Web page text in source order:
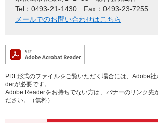
Tel：0493-21-1430
Fax：0493-23-7255
メールでのお問い合わせはこちら
PDF形式のファイルをご覧いただく場合には、Adobe
derが必要です。
Adobe Readerをお持ちでない方は、バナーのリンク先
ださい。（無料）